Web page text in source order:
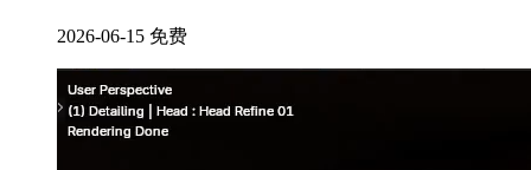
2026-06-15 免费